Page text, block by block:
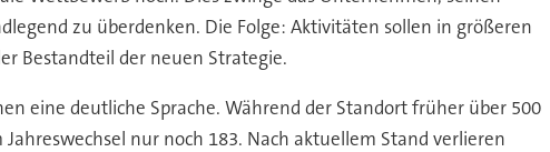
zu überdenken. Die Folge: Aktivitäten sollen in größeren
Bestandteil der neuen Strategie.
eine deutliche Sprache. Während der Standort früher über 500
nur noch 183. Nach aktuellem Stand verlieren